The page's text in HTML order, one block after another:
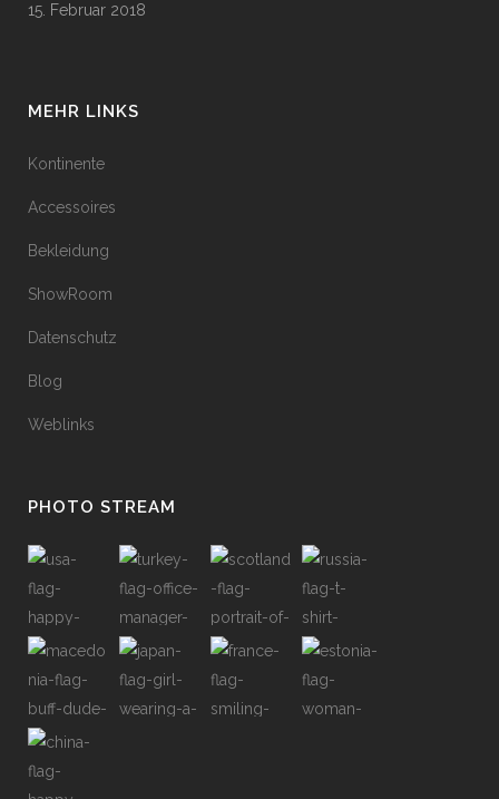
15. Februar 2018
MEHR LINKS
Kontinente
Accessoires
Bekleidung
ShowRoom
Datenschutz
Blog
Weblinks
PHOTO STREAM